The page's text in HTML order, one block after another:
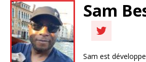
Sam
Sam est